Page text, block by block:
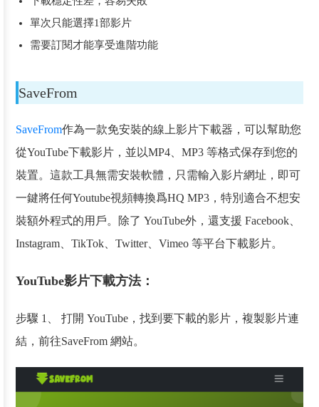
單次只能選擇1部影片
需要訂閱才能享受進階功能
SaveFrom
SaveFrom作為一款免安裝的線上影片下載器，可以幫助您
從YouTube下載影片，並以MP4、MP3 等格式保存到您的
裝置。這款工具無需安裝軟體，只需輸入影片網址，即可
一鍵將任何Youtube視頻轉換爲HQ MP3，特別適合不想安
裝額外程式的用戶。除了 YouTube外，還支援 Facebook、
Instagram、TikTok、Twitter、Vimeo 等平台下載影片。
YouTube影片下載方法：
步驟 1、 打開 YouTube，找到要下載的影片，複製影片連
結，前往SaveFrom 網站。